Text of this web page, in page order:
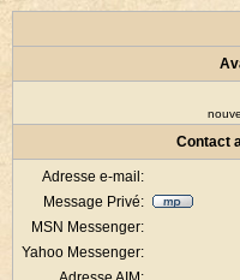
Contact
Adresse e-mail:
Message Privé:
MSN Messenger:
Yahoo Messenger: